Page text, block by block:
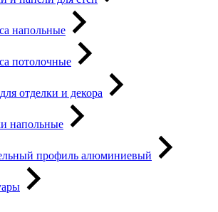
напольные
потолочные
отделки и декора
напольные
профиль алюминиевый